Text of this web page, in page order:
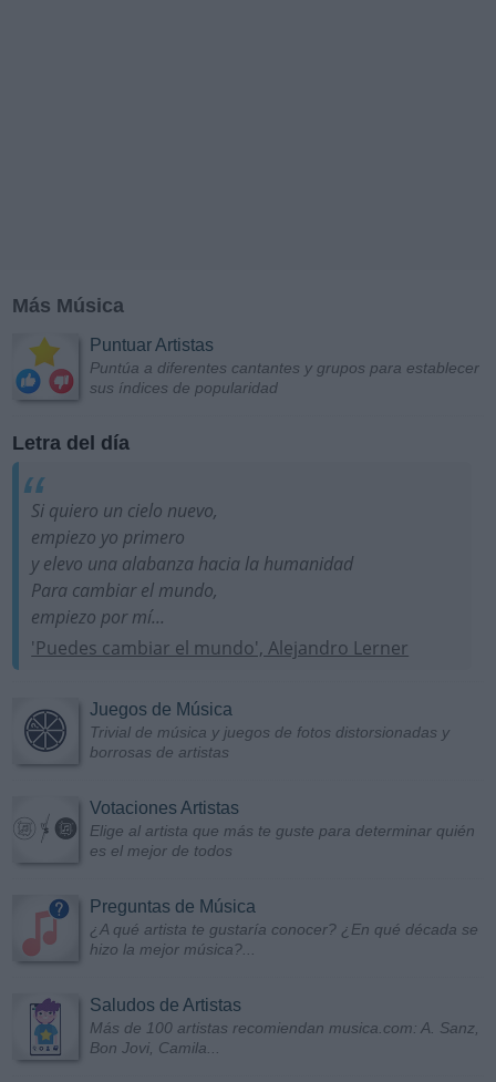
Más Música
Puntuar Artistas
Puntúa a diferentes cantantes y grupos para establecer
sus índices de popularidad
Letra del día
Si quiero un cielo nuevo,
empiezo yo primero
y elevo una alabanza hacia la humanidad
Para cambiar el mundo,
empiezo por mí...
'Puedes cambiar el mundo', Alejandro Lerner
Juegos de Música
Trivial de música y juegos de fotos distorsionadas y
borrosas de artistas
Votaciones Artistas
Elige al artista que más te guste para determinar quién
es el mejor de todos
Preguntas de Música
¿A qué artista te gustaría conocer? ¿En qué década se
hizo la mejor música?...
Saludos de Artistas
Más de 100 artistas recomiendan musica.com: A. Sanz,
Bon Jovi, Camila...